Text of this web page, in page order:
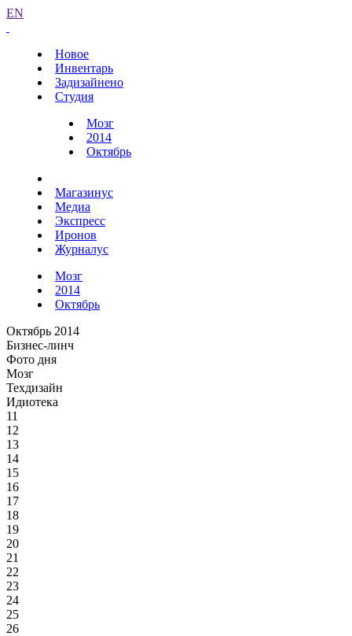
EN
Новое
Инвентарь
Задизайнено
Студия
Мозг
2014
Октябрь
Магазинус
Медиа
Экспресс
Иронов
Журналус
Мозг
2014
Октябрь
Октябрь 2014
Бизнес-линч
Фото дня
Мозг
Техдизайн
Идиотека
11
12
13
14
15
16
17
18
19
20
21
22
23
24
25
26